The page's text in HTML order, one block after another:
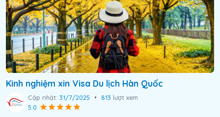
Kinh nghiệm xin Visa Du lịch Hàn Quốc
Cập nhật: 31/7/2025 • 813 lượt xem
5.0